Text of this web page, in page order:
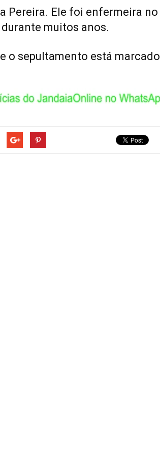
Pereira. Ele foi enfermeira no
muitos anos.
o sepultamento está marcado